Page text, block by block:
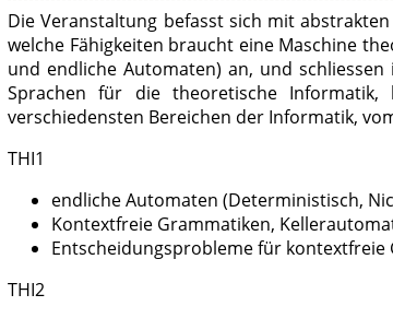
Die Veranstaltung befasst sich mit
welche Fähigkeiten braucht eine Maschine
und endliche Automaten) an, und
Sprachen für die theoretische Informatik,
verschiedensten Bereichen der Informatik,
THI1
endliche Automaten (Deterministisch,
Kontextfreie Grammatiken,
Entscheidungsprobleme für kontextfreie
THI2